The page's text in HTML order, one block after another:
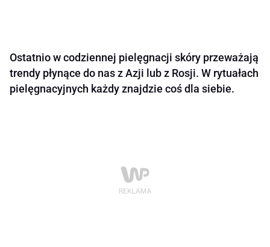
Ostatnio w codziennej pielęgnacji skóry przeważają
trendy płynące do nas z Azji lub z Rosji. W rytuałach
pielęgnacyjnych każdy znajdzie coś dla siebie.